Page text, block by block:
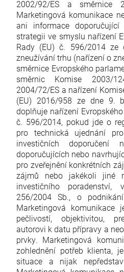
2002/92/ES a směrnice
Marketingová komunikace
ani informace
strategii ve smyslu nařízení
Rady (EU) č. 596/2014
zneužívání trhu (nařízení o
směrnice Evropského
směrnic Komise 2003/
2004/72/ES a nařízení
(EU) 2016/958 ze dne 9.
doplňuje nařízení
č. 596/2014, pokud jde o
pro technická ujednání
investičních doporučení
doporučujících nebo
pro zveřejnění konkrétních
zájmů nebo jakékoli
investičního
256/2004 Sb., o
Marketingová komunikace
pečlivostí, objektivitou,
autorovi k datu přípravy a
prvky. Marketingová
zohlednění potřeb klienta,
situace a nijak